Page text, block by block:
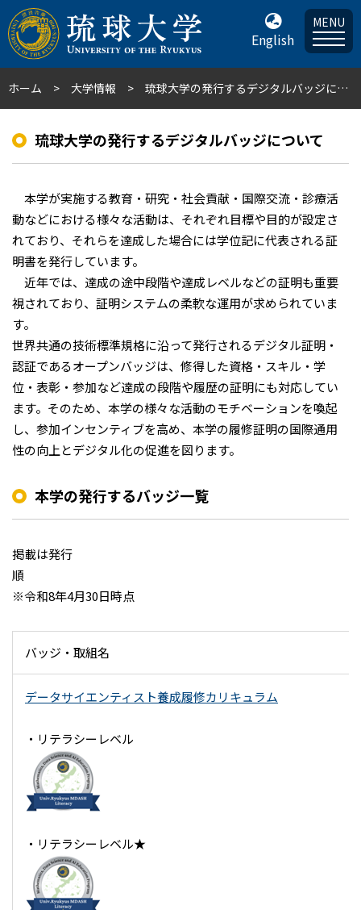
English
MENU
ホーム 大学情報 琉球大学の発行するデジタルバッジについて
琉球大学の発行するデジタルバッジについて
本学が実施する教育・研究・社会貢献・国際交流・診療活
動などにおける様々な活動は、それぞれ目標や目的が設定さ
れており、それらを達成した場合には学位記に代表される証
明書を発行しています。
近年では、達成の途中段階や達成レベルなどの証明も重要
視されており、証明システムの柔軟な運用が求められていま
す。
世界共通の技術標準規格に沿って発行されるデジタル証明・
認証であるオープンバッジは、修得した資格・スキル・学
位・表彰・参加など達成の段階や履歴の証明にも対応してい
ます。そのため、本学の様々な活動のモチベーションを喚起
し、参加インセンティブを高め、本学の履修証明の国際通用
性の向上とデジタル化の促進を図ります。
本学の発行するバッジ一覧
掲載は発行
※令和8年4月30日時点
バッジ・取組名
データサイエンティスト養成履修カリキュラム
・リテラシーレベル
・リテラシーレベル★